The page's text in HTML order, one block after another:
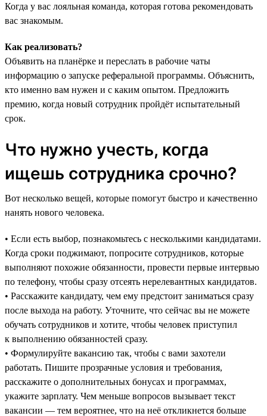
Когда у вас лояльная команда, которая готова рекомендовать
вас знакомым.
Как реализовать?
Объявить на планёрке и переслать в рабочие чаты
информацию о запуске реферальной программы. Объяснить,
кто именно вам нужен и с каким опытом. Предложить
премию, когда новый сотрудник пройдёт испытательный
срок.
Что нужно учесть, когда
ищешь сотрудника срочно?
Вот несколько вещей, которые помогут быстро и качественно
нанять нового человека.
• Если есть выбор, познакомьтесь с несколькими кандидатами.
Когда сроки поджимают, попросите сотрудников, которые
выполняют похожие обязанности, провести первые интервью
по телефону, чтобы сразу отсеять нерелевантных кандидатов.
• Расскажите кандидату, чем ему предстоит заниматься сразу
после выхода на работу. Уточните, что сейчас вы не можете
обучать сотрудников и хотите, чтобы человек приступил
к выполнению обязанностей сразу.
• Формулируйте вакансию так, чтобы с вами захотели
работать. Пишите прозрачные условия и требования,
расскажите о дополнительных бонусах и программах,
укажите зарплату. Чем меньше вопросов вызывает текст
вакансии — тем вероятнее, что на неё откликнется больше